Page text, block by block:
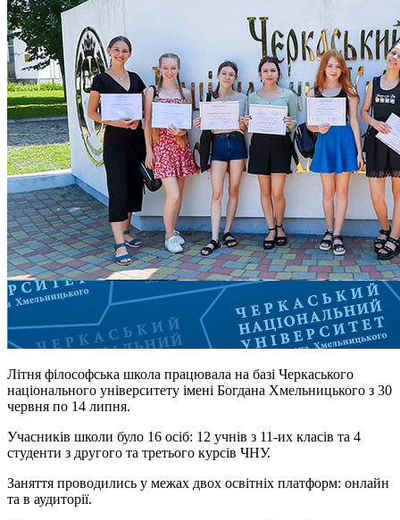
Літня філософська школа працювала на базі Черкаського
національного університету імені Богдана Хмельницького з 30
червня по 14 липня.
Учасників школи було 16 осіб: 12 учнів з 11-их класів та 4
студенти з другого та третього курсів ЧНУ.
Заняття проводились у межах двох освітніх платформ: онлайн
та в аудиторії.